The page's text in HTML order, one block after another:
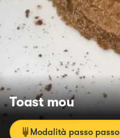
Toast mou
Modalità passo passo